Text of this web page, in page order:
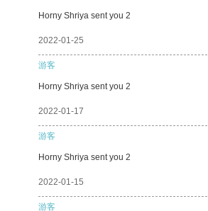
Horny Shriya sent you 2
2022-01-25
游客
Horny Shriya sent you 2
2022-01-17
游客
Horny Shriya sent you 2
2022-01-15
游客